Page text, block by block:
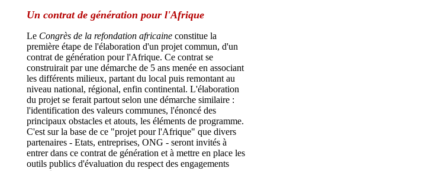
Un contrat de génération pour l'Afrique
Le Congrès de la refondation africaine constitue la
première étape de l'élaboration d'un projet commun, d'un
contrat de génération pour l'Afrique. Ce contrat se
construirait par une démarche de 5 ans menée en associant
les différents milieux, partant du local puis remontant au
niveau national, régional, enfin continental. L'élaboration
du projet se ferait partout selon une démarche similaire :
l'identification des valeurs communes, l'énoncé des
principaux obstacles et atouts, les éléments de programme.
C'est sur la base de ce "projet pour l'Afrique" que divers
partenaires - Etats, entreprises, ONG - seront invités à
entrer dans ce contrat de génération et à mettre en place les
outils publics d'évaluation du respect des engagements